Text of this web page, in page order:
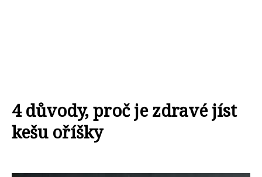
4 důvody, proč je zdravé jíst
kešu oříšky